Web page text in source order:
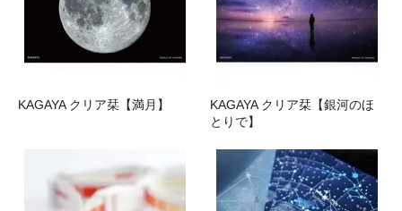
KAGAYA クリア栞【満月】
KAGAYA クリア栞【銀河のほ
とりで】